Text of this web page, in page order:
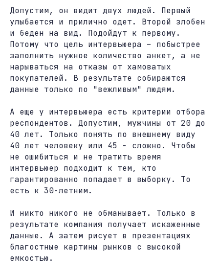
Допустим, он видит двух людей. Первый
улыбается и прилично одет. Второй злобен
и беден на вид. Подойдут к первому.
Потому что цель интервьюера – побыстрее
заполнить нужное количество анкет, а не
нарываться на отказы от хамоватых
покупателей. В результате собираются
данные только по "вежливым" людям.
А еще у интервьюера есть критерии отбора
респондентов. Допустим, мужчины от 20 до
40 лет. Только понять по внешнему виду
40 лет человеку или 45 - сложно. Чтобы
не ошибиться и не тратить время
интервьюер подходит к тем, кто
гарантированно попадает в выборку. То
есть к 30-летним.
И никто никого не обманывает. Только в
результате компания получает искаженные
данные. А затем рисует в презентациях
благостные картины рынков с высокой
емкостью.